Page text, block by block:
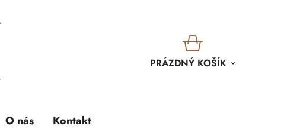
KOŠÍK
PRÁZDNÝ KOŠÍK
O nás Kontakt